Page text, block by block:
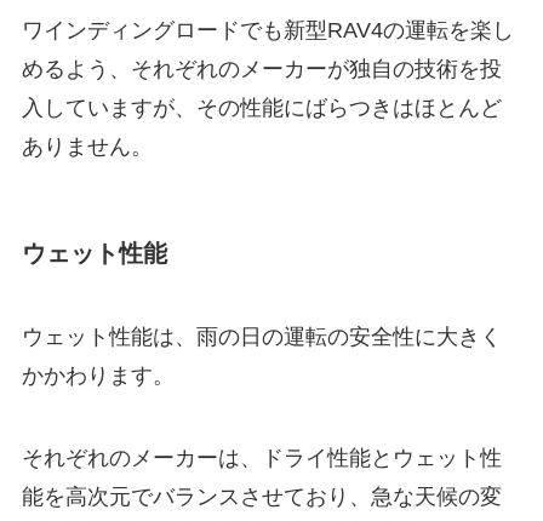
ワインディングロードでも新型RAV4の運転を楽し
めるよう、それぞれのメーカーが独自の技術を投
入していますが、その性能にばらつきはほとんど
ありません。
ウェット性能
ウェット性能は、雨の日の運転の安全性に大きく
かかわります。
それぞれのメーカーは、ドライ性能とウェット性
能を高次元でバランスさせており、急な天候の変